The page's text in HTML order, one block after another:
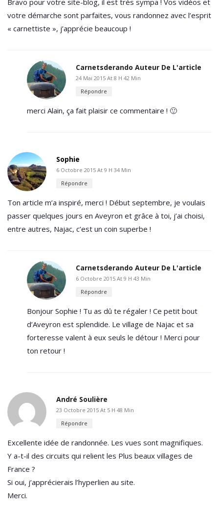
votre démarche sont parfaites, vous randonnez avec l’esprit
« carnettiste », j’apprécie beaucoup !
Carnetsderando Auteur De L'article
24 Mai 2015 At 8 H 42 Min
Répondre
merci Alain, ça fait plaisir ce commentaire ! 🙂
Sophie
6 Octobre 2015 At 9 H 34 Min
Répondre
Ton article m’a inspiré, merci ! Début septembre, je voulais
passer quelques jours en Aveyron et grâce à toi, j’ai choisi,
entre autres, Najac, c’est un coin superbe !
Carnetsderando Auteur De L'article
6 Octobre 2015 At 9 H 43 Min
Répondre
Bonjour Sophie ! Tu as dû te régaler ! Ce petit bout
d’Aveyron est splendide. Le village de Najac et sa
forteresse valent à eux seuls le détour ! Merci pour
ton retour !
André Soulière
23 Octobre 2015 At 5 H 48 Min
Répondre
Excellente idée de randonnée. Les vues sont magnifiques.
Y a-t-il des circuits qui relient les Plus beaux villages de
France ?
Si oui, j’apprécierais l’hyperlien au site.
Merci.